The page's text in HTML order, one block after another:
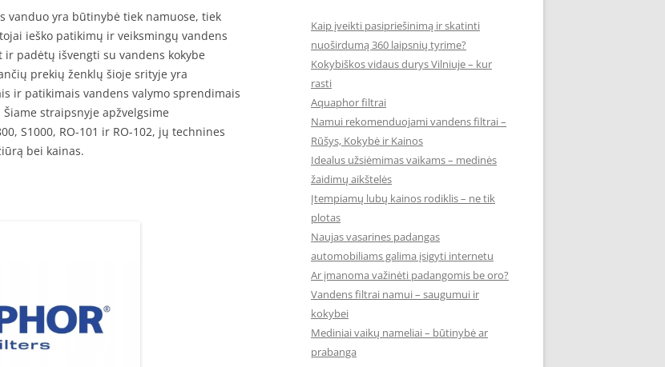
vanduo yra būtinybė tiek namuose, tiek
ieško patikimų ir veiksmingų vandens
padėtų išvengti su vandens kokybe
prekių ženklų šioje srityje yra
ir patikimais vandens valymo sprendimais
straipsnyje apžvelgsime
S1000, RO-101 ir RO-102, jų technines
bei kainas.
Kaip įveikti pasipriešinimą ir skatinti
nuoširdumą 360 laipsnių tyrime?
Kokybiškos vidaus durys Vilniuje – kur
rasti
Aquaphor filtrai
Namui rekomenduojami vandens filtrai –
Rūšys, Kokybė ir Kainos
Idealus užsiėmimas vaikams – medinės
žaidimų aikštelės
Įtempiamų lubų kainos rodiklis – ne tik
plotas
Naujas vasarines padangas
automobiliams galima įsigyti internetu
Ar įmanoma važinėti padangomis be oro?
Vandens filtrai namui – saugumui ir
kokybei
Mediniai vaikų nameliai – būtinybė ar
prabanga